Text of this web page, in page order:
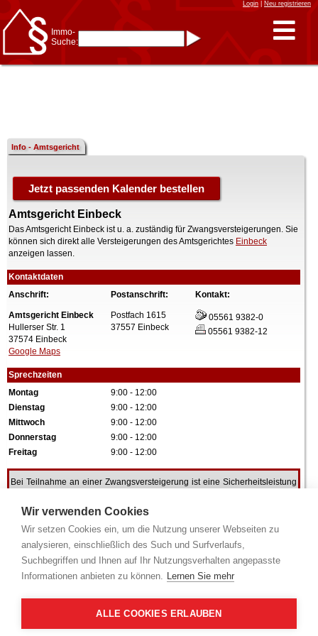
Wir verwenden Cookies
Wir setzen Cookies ein, um die Nutzung unserer Webseiten zu
analysieren, einschließlich des Such und Surfverlaufs,
Suchbegriffen und Ihnen auf Ihr Nutzungsverhalten angepasste
Informationen anbieten zu können. Lernen Sie mehr
ALLE COOKIES ERLAUBEN
Login| Neu registrieren
Immo-
Suche:
z.B.:15 Frankfurt
Frankfurt/Oder
und6 Frankfurtfür Frankfurt
Immobiliensuche
nach Kreis
nach Amtsgericht
Info - Amtsgericht
Amtsgericht Einbeck
Das Amtsgericht Einbeck ist u. a. zuständig für Zwangsversteigerungen. Sie
können sich direkt alle Versteigerungen des Amtsgerichtes Einbeck
anzeigen lassen.
Kontaktdaten
Anschrift:
Amtsgericht Einbeck
Hullerser Str. 1
37574 Einbeck
Google Maps
Postanschrift:
Postfach 1615
37557 Einbeck
Kontakt:
05561 9382-0
05561 9382-12
Sprechzeiten
Montag
9:00 - 12:00
Dienstag
9:00 - 12:00
Mittwoch
9:00 - 12:00
Donnerstag
9:00 - 12:00
Freitag
9:00 - 12:00
Bei Teilnahme an einer Zwangsversteigerung ist eine Sicherheitsleistung
beachten Sie hierzu folgendeHinweise!
Alle Angaben ohne Gewähr.